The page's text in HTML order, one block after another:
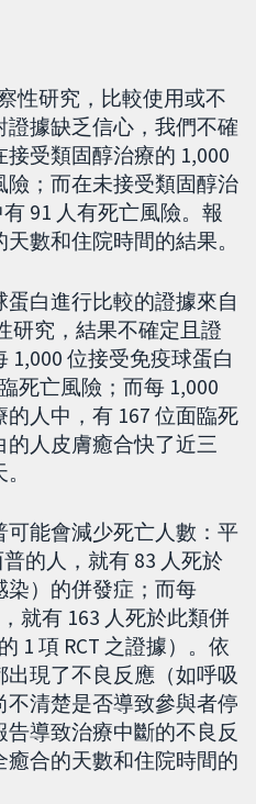
性研究，比較使用或不
據缺乏信心，我們不確
受類固醇治療的 1,000
險；而在未接受類固醇治
91 人有死亡風險。報
數和住院時間的結果。
白進行比較的證據來自
研究，結果不確定且證
1,000 位接受免疫球蛋白
死亡風險；而每 1,000
人中，有 167 位面臨死
人皮膚癒合快了近三
能會減少死亡人數：平
的人，就有 83 人死於
染）的併發症；而每
就有 163 人死於此類併
1 項 RCT 之證據）。依
現了不良反應（如呼吸
清楚是否導致參與者停
導致治療中斷的不良反
合的天數和住院時間的